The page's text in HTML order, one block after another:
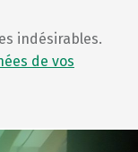
indésirables.
de vos